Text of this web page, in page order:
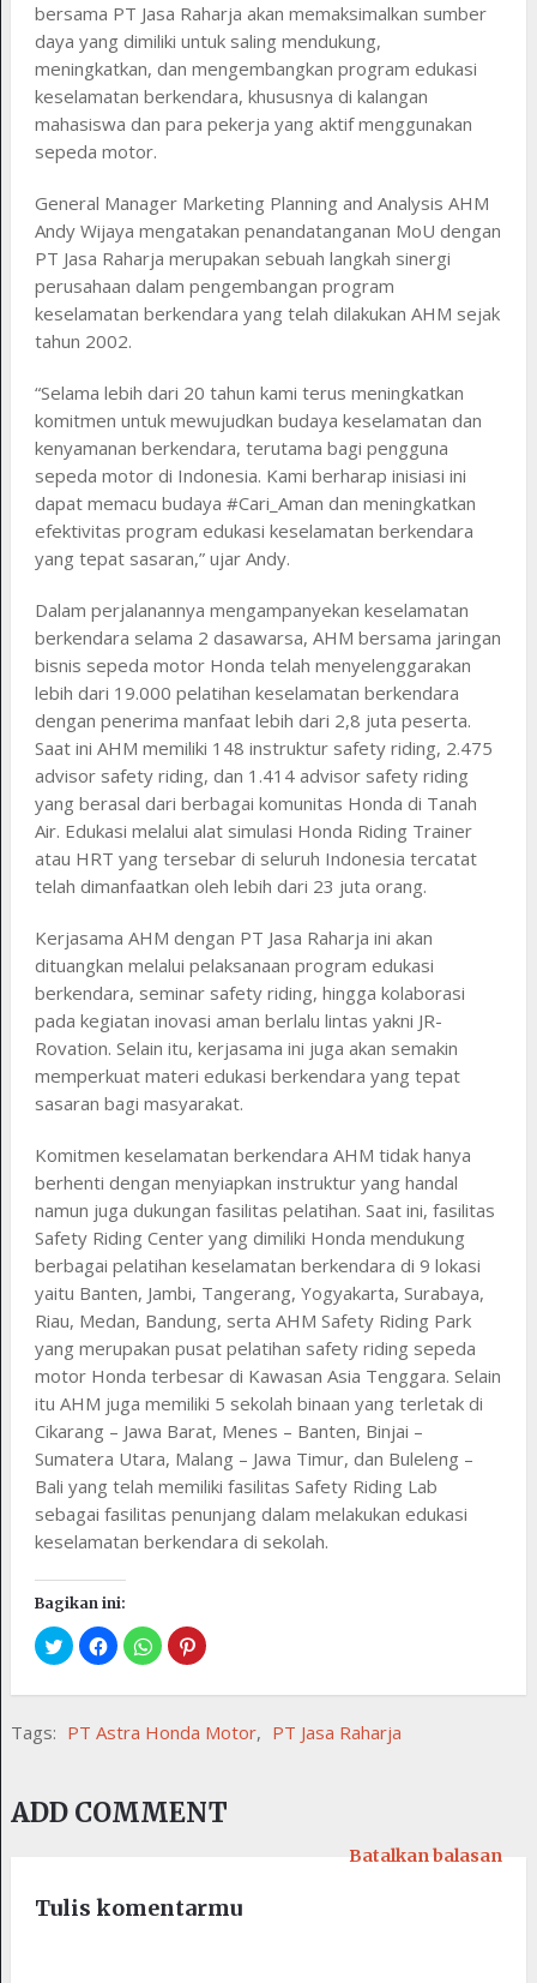
bersama PT Jasa Raharja akan memaksimalkan sumber
daya yang dimiliki untuk saling mendukung,
meningkatkan, dan mengembangkan program edukasi
keselamatan berkendara, khususnya di kalangan
mahasiswa dan para pekerja yang aktif menggunakan
sepeda motor.
General Manager Marketing Planning and Analysis AHM
Andy Wijaya mengatakan penandatanganan MoU dengan
PT Jasa Raharja merupakan sebuah langkah sinergi
perusahaan dalam pengembangan program
keselamatan berkendara yang telah dilakukan AHM sejak
tahun 2002.
“Selama lebih dari 20 tahun kami terus meningkatkan
komitmen untuk mewujudkan budaya keselamatan dan
kenyamanan berkendara, terutama bagi pengguna
sepeda motor di Indonesia. Kami berharap inisiasi ini
dapat memacu budaya #Cari_Aman dan meningkatkan
efektivitas program edukasi keselamatan berkendara
yang tepat sasaran,” ujar Andy.
Dalam perjalanannya mengampanyekan keselamatan
berkendara selama 2 dasawarsa, AHM bersama jaringan
bisnis sepeda motor Honda telah menyelenggarakan
lebih dari 19.000 pelatihan keselamatan berkendara
dengan penerima manfaat lebih dari 2,8 juta peserta.
Saat ini AHM memiliki 148 instruktur safety riding, 2.475
advisor safety riding, dan 1.414 advisor safety riding
yang berasal dari berbagai komunitas Honda di Tanah
Air. Edukasi melalui alat simulasi Honda Riding Trainer
atau HRT yang tersebar di seluruh Indonesia tercatat
telah dimanfaatkan oleh lebih dari 23 juta orang.
Kerjasama AHM dengan PT Jasa Raharja ini akan
dituangkan melalui pelaksanaan program edukasi
berkendara, seminar safety riding, hingga kolaborasi
pada kegiatan inovasi aman berlalu lintas yakni JR-
Rovation. Selain itu, kerjasama ini juga akan semakin
memperkuat materi edukasi berkendara yang tepat
sasaran bagi masyarakat.
Komitmen keselamatan berkendara AHM tidak hanya
berhenti dengan menyiapkan instruktur yang handal
namun juga dukungan fasilitas pelatihan. Saat ini, fasilitas
Safety Riding Center yang dimiliki Honda mendukung
berbagai pelatihan keselamatan berkendara di 9 lokasi
yaitu Banten, Jambi, Tangerang, Yogyakarta, Surabaya,
Riau, Medan, Bandung, serta AHM Safety Riding Park
yang merupakan pusat pelatihan safety riding sepeda
motor Honda terbesar di Kawasan Asia Tenggara. Selain
itu AHM juga memiliki 5 sekolah binaan yang terletak di
Cikarang – Jawa Barat, Menes – Banten, Binjai –
Sumatera Utara, Malang – Jawa Timur, dan Buleleng –
Bali yang telah memiliki fasilitas Safety Riding Lab
sebagai fasilitas penunjang dalam melakukan edukasi
keselamatan berkendara di sekolah.
Bagikan ini:
Tags: PT Astra Honda Motor, PT Jasa Raharja
ADD COMMENT
Tulis komentarmu
Batalkan balasan